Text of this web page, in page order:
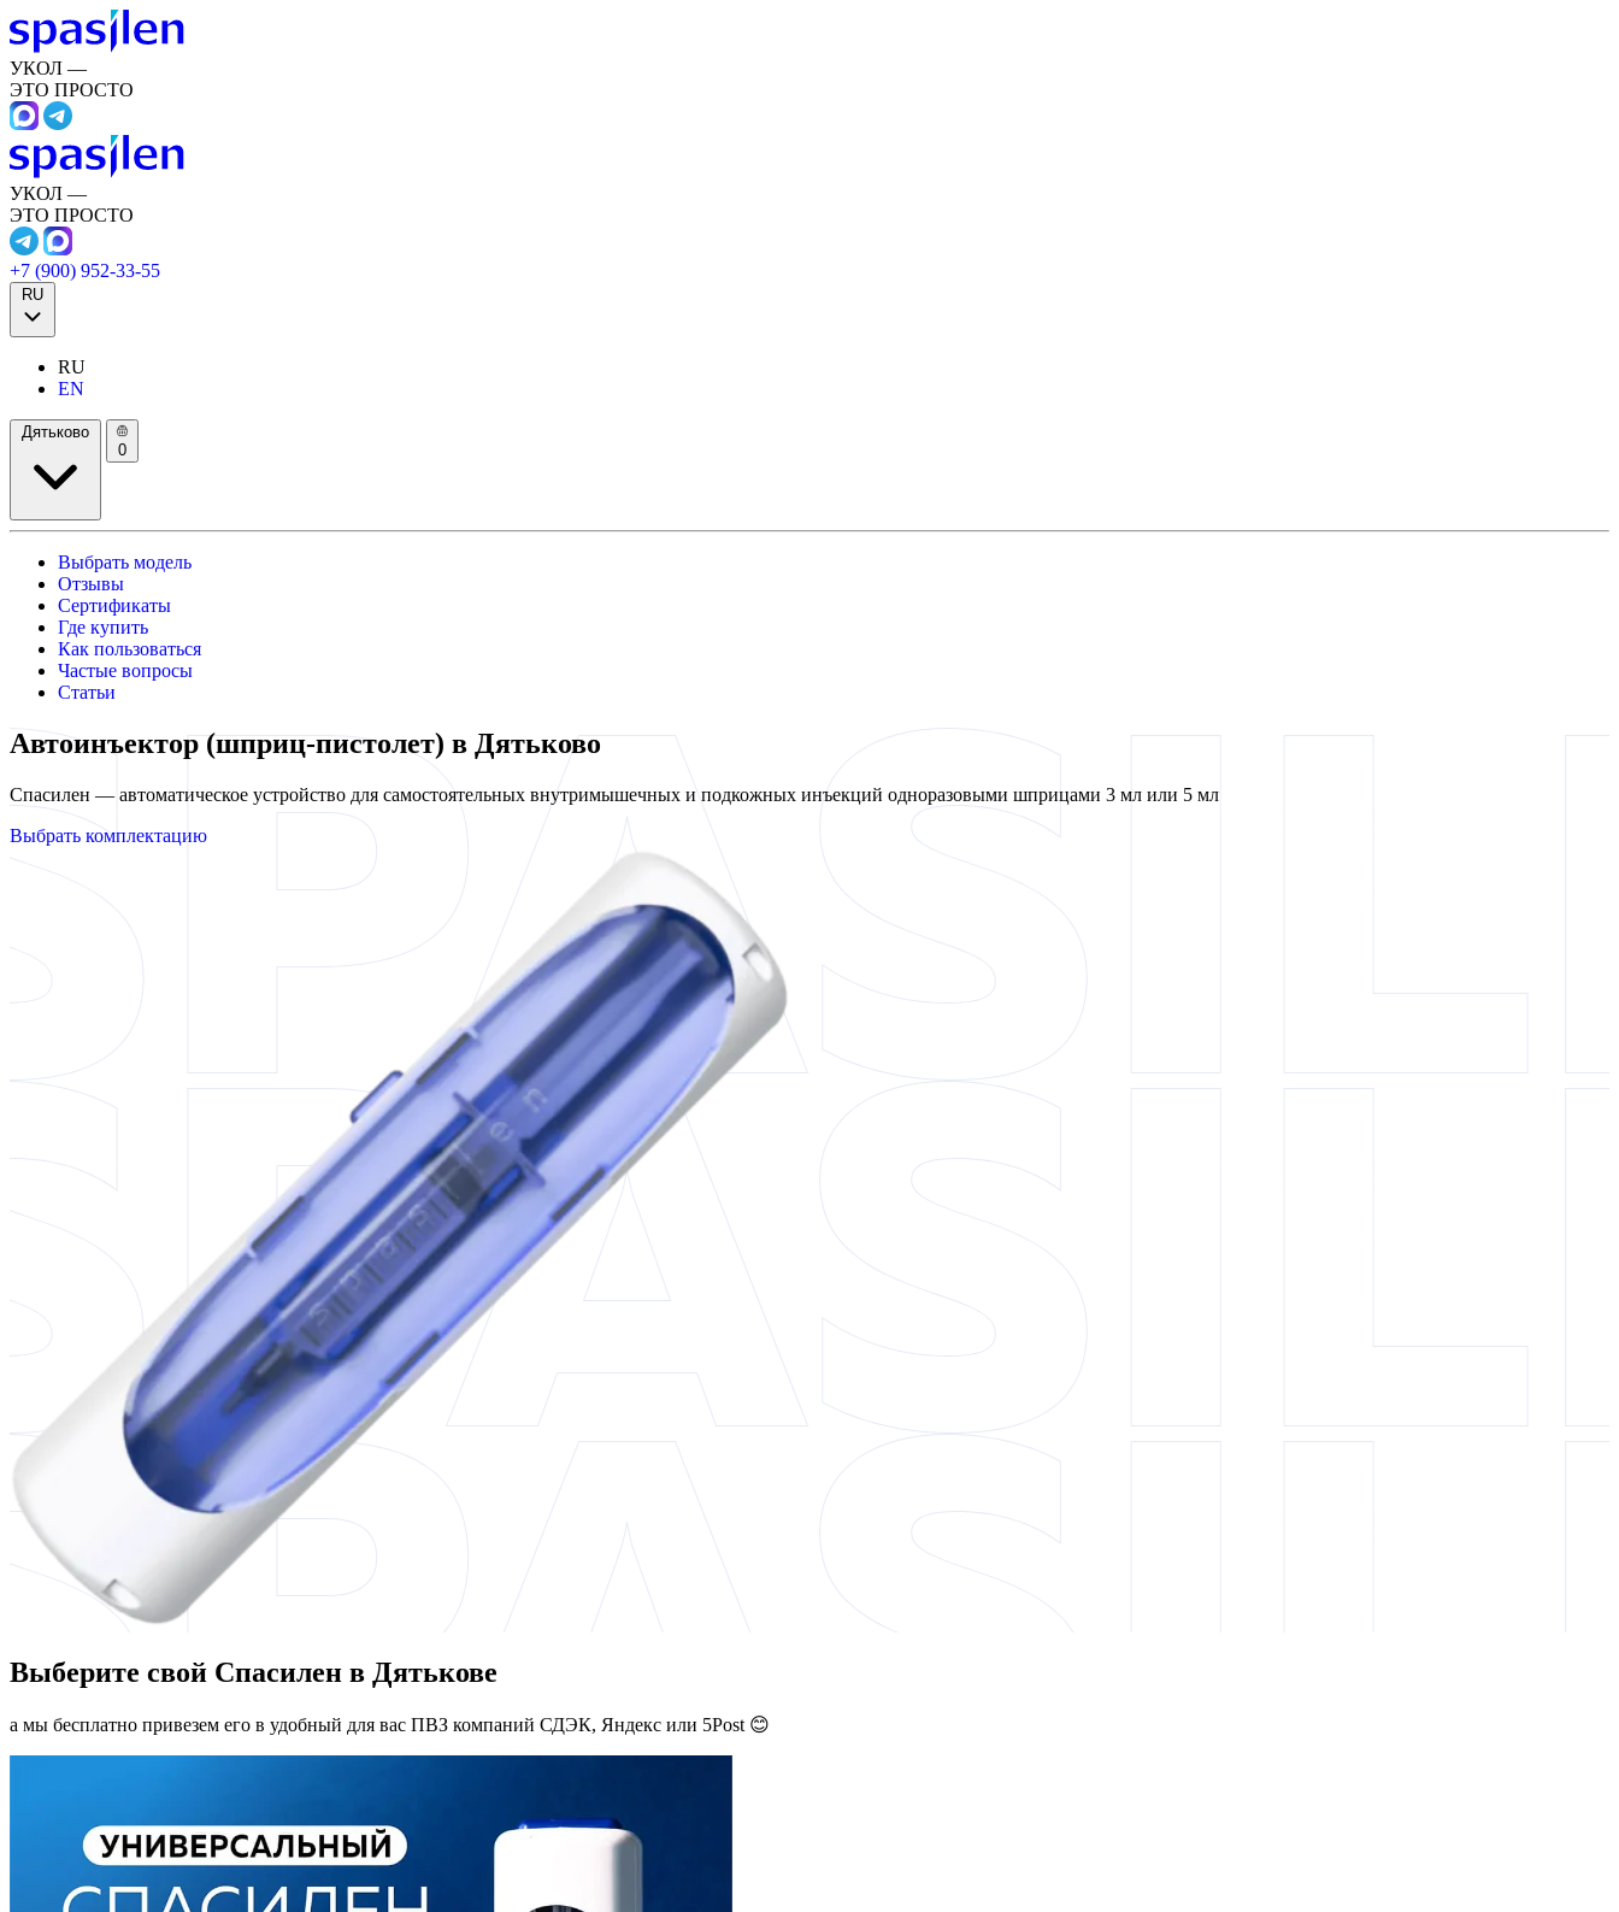
УКОЛ —
ЭТО ПРОСТО
УКОЛ —
ЭТО ПРОСТО
+7 (900) 952-33-55
RU
RU
EN
Дятьково
0
Выбрать модель
Отзывы
Сертификаты
Где купить
Как пользоваться
Частые вопросы
Статьи
Автоинъектор (шприц-пистолет) в Дятьково
Спасилен — автоматическое устройство для самостоятельных внутримышечных и подкожных инъекций одноразовыми шприцами 3 мл или 5 мл
Выбрать комплектацию
Выберите свой Спасилен в Дятькове
а мы бесплатно привезем его в удобный для вас ПВЗ компаний СДЭК, Яндекс или 5Post 😊